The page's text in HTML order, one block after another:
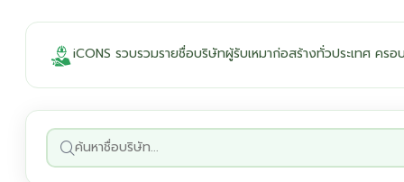
iCONS รวบรวมรายชื่อบริษัทผู้รับเหมาก่อสร้างทั่วประเทศ ค